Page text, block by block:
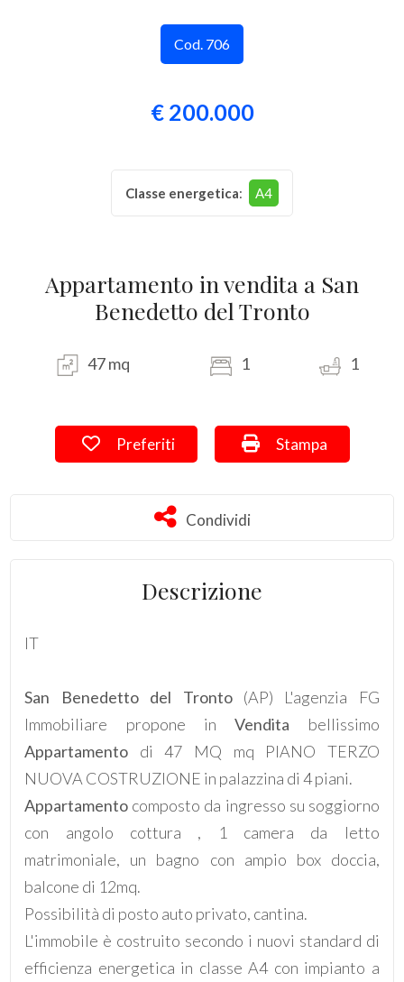
Cod. 706
€ 200.000
Classe energetica: A4
Appartamento in vendita a San
Benedetto del Tronto
47 mq 1 1
Preferiti: Cod. 706
Preferiti Stampa: Cod. 706
Stampa
Condividi
Condividi
Descrizione
IT
San Benedetto del Tronto(AP) L'agenzia FG
Immobiliare propone inVendita bellissimo
Appartamento di 47 MQ mq PIANO TERZO
NUOVA COSTRUZIONE in palazzina di 4 piani.
Appartamento composto da ingresso su soggiorno
con angolo cottura , 1 camera da letto
matrimoniale, un bagno con ampio box doccia,
balcone di 12mq.
Possibilità di posto auto privato, cantina.
L'immobile è costruito secondo i nuovi standard di
efficienza energetica in classe A4 con impianto a
multiscelta
Commerciali
Totale
mq
minimi